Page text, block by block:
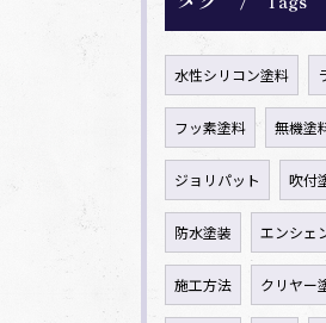
水性シリコン塗料
フッ素塗料 無機塗
ジョリパット 吹付
防水塗装 エンシェ
施工方法 クリヤー